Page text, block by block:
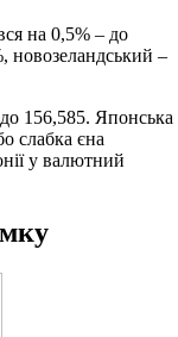
на 0,5% – до
новозеландський –
156,585. Японська
слабка єна
у валютний